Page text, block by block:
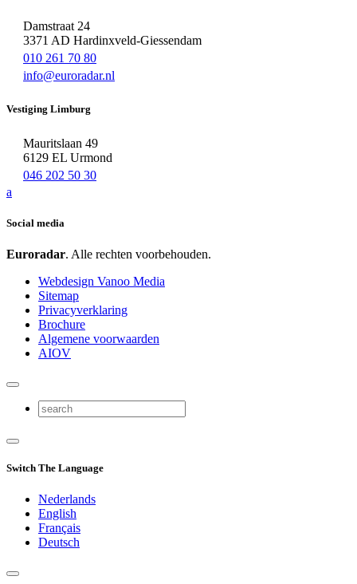
Damstraat 24
3371 AD Hardinxveld-Giessendam
010 261 70 80
info@euroradar.nl
Vestiging Limburg
Mauritslaan 49
6129 EL Urmond
046 202 50 30
a
Social media
Euroradar. Alle rechten voorbehouden.
Webdesign Vanoo Media
Sitemap
Privacyverklaring
Brochure
Algemene voorwaarden
AIOV
Switch The Language
Nederlands
English
Français
Deutsch